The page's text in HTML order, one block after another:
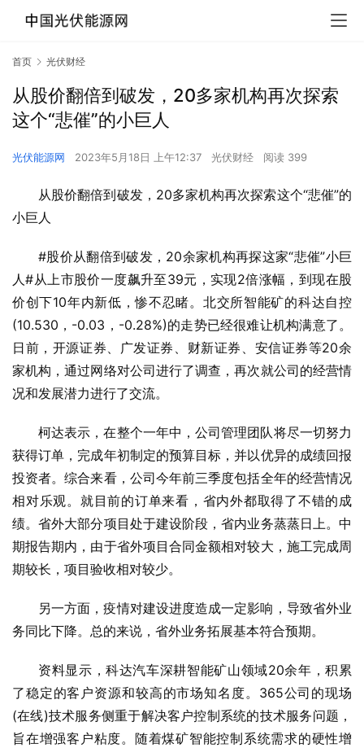
首页 光伏财经
从股价翻倍到破发，20多家机构再次探索
这个“悲催”的小巨人
光伏能源网 2023年5月18日 上午12:37 光伏财经 阅读 399
从股价翻倍到破发，20多家机构再次探索这个“悲催”的
小巨人
#股价从翻倍到破发，20余家机构再探这家“悲催”小巨
人#从上市股价一度飙升至39元，实现2倍涨幅，到现在股
价创下10年内新低，惨不忍睹。北交所智能矿的科达自控
(10.530，-0.03，-0.28%)的走势已经很难让机构满意了。
日前，开源证券、广发证券、财新证券、安信证券等20余
家机构，通过网络对公司进行了调查，再次就公司的经营情
况和发展潜力进行了交流。
柯达表示，在整个一年中，公司管理团队将尽一切努力
获得订单，完成年初制定的预算目标，并以优异的成绩回报
投资者。综合来看，公司今年前三季度包括全年的经营情况
相对乐观。就目前的订单来看，省内外都取得了不错的成
绩。省外大部分项目处于建设阶段，省内业务蒸蒸日上。中
期报告期内，由于省外项目合同金额相对较大，施工完成周
期较长，项目验收相对较少。
另一方面，疫情对建设进度造成一定影响，导致省外业
务同比下降。总的来说，省外业务拓展基本符合预期。
资料显示，科达汽车深耕智能矿山领域20余年，积累
了稳定的客户资源和较高的市场知名度。365公司的现场
(在线)技术服务侧重于解决客户控制系统的技术服务问题，
旨在增强客户粘度。随着煤矿智能控制系统需求的硬性增